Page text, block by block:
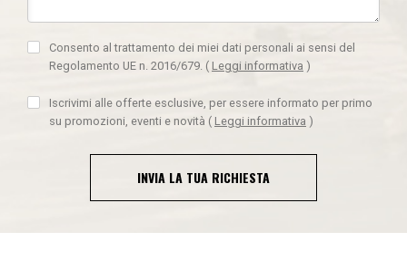
Consento al trattamento dei miei dati personali ai sensi del
Regolamento UE n. 2016/679. ( Leggi informativa )
Iscrivimi alle offerte esclusive, per essere informato per primo
su promozioni, eventi e novità ( Leggi informativa )
INVIA LA TUA RICHIESTA